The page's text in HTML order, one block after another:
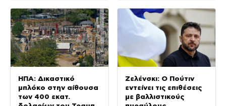
ΗΠΑ: Δικαστικό
μπλόκο στην αίθουσα
των 400 εκατ.
Ζελένσκι: Ο Πούτιν
εντείνει τις επιθέσεις
με βαλλιστικούς